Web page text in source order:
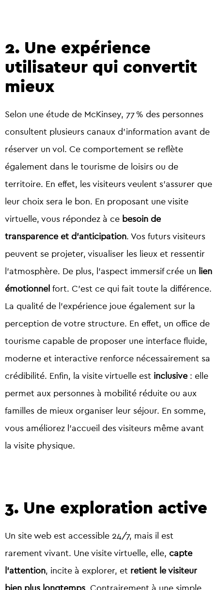
2. Une expérience
utilisateur qui convertit
mieux
Selon une étude de McKinsey, 77 % des personnes
consultent plusieurs canaux d’information avant de
réserver un vol. Ce comportement se reflète
également dans le tourisme de loisirs ou de
territoire. En effet, les visiteurs veulent s’assurer que
leur choix sera le bon. En proposant une visite
virtuelle, vous répondez à ce besoin de
transparence et d’anticipation. Vos futurs visiteurs
peuvent se projeter, visualiser les lieux et ressentir
l’atmosphère. De plus, l’aspect immersif crée un lien
émotionnel fort. C’est ce qui fait toute la différence.
La qualité de l’expérience joue également sur la
perception de votre structure. En effet, un office de
tourisme capable de proposer une interface fluide,
moderne et interactive renforce nécessairement sa
crédibilité. Enfin, la visite virtuelle est inclusive : elle
permet aux personnes à mobilité réduite ou aux
familles de mieux organiser leur séjour. En somme,
vous améliorez l’accueil des visiteurs même avant
la visite physique.
3. Une exploration active
Un site web est accessible 24/7, mais il est
rarement vivant. Une visite virtuelle, elle, capte
l’attention, incite à explorer, et retient le visiteur